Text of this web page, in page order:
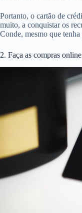
Portanto, o cartão de
muito, a conquistar os
Conde, mesmo que
2. Faça as compras